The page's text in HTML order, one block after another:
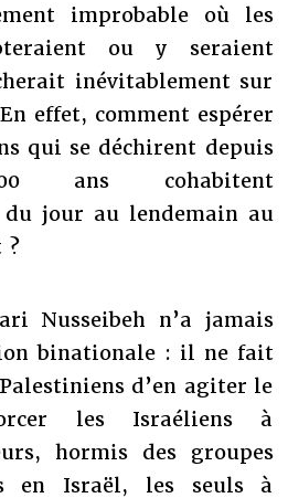
improbable où les
ou y seraient
inévitablement sur
effet, comment espérer
qui se déchirent depuis
ans cohabitent
du jour au lendemain au
?
Nusseibeh n’a jamais
binationale : il ne fait
d’en agiter le
les Israéliens à
hormis des groupes
en Israël, les seuls à